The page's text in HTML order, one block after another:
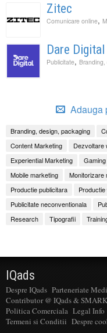
Zitec
Comunicare online,
Dare Digital
Publicitate,
Adauga
Branding, design, packaging
Content Marketing
Dezvoltare
Experiential Marketing
Gaming
Mobile marketing
Monitorizare
Productie publicitara
Publicitate neconventionala
Research
Tipografii
IQads
Despre IQads Parteneriate
Contributor @ IQads & SMARK
Politica Comerciala Legal Info
Termeni si Conditii Despre